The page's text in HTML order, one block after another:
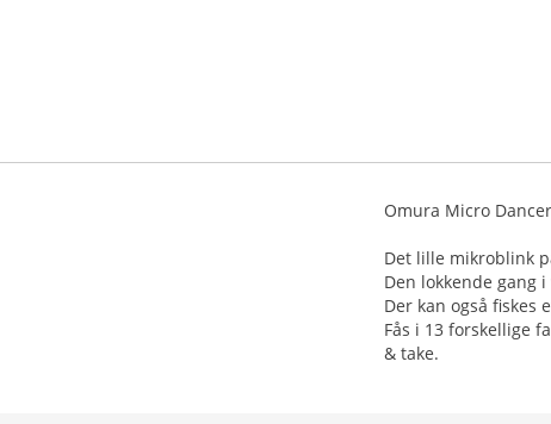
Omura Micro
Det lille mikroblink
Den lokkende gang
Der kan også
Fås i 13 forskellige
& take.